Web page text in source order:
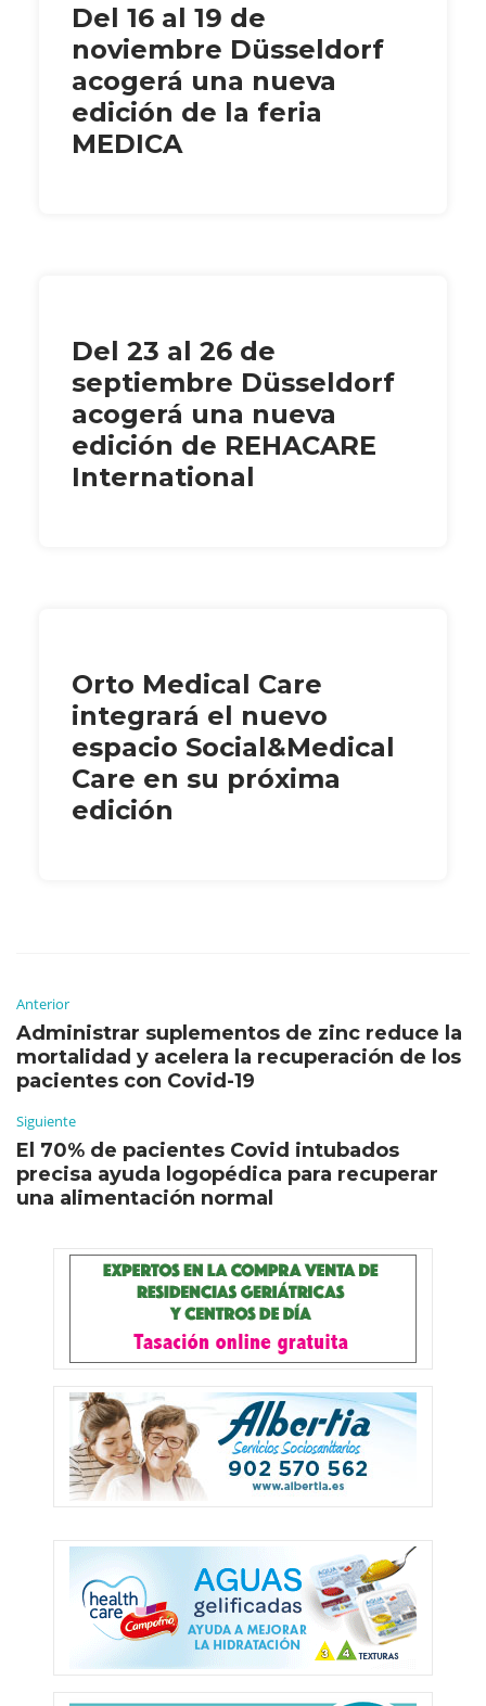
Del 16 al 19 de
noviembre Düsseldorf
acogerá una nueva
edición de la feria
MEDICA
Del 23 al 26 de
septiembre Düsseldorf
acogerá una nueva
edición de REHACARE
International
Orto Medical Care
integrará el nuevo
espacio Social&Medical
Care en su próxima
edición
Anterior
Administrar suplementos de zinc reduce la
mortalidad y acelera la recuperación de los
pacientes con Covid-19
Siguiente
El 70% de pacientes Covid intubados
precisa ayuda logopédica para recuperar
una alimentación normal